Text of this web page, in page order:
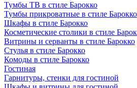
Тумбы ТВ в стиле Барокко
Тумбы прикроватные в стиле Барокко
Шкафы в стиле Барокко
Косметические столики в стиле
Витрины и серванты в стиле Барокко
Стулья в стиле Барокко
Комоды в стиле Барокко
Гостиная
Гарнитуры, стенки для гостиной